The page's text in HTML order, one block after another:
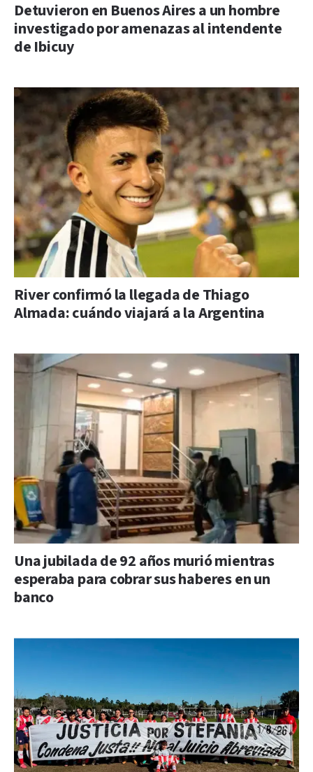
Detuvieron en Buenos Aires a un hombre
investigado por amenazas al intendente
de Ibicuy
River confirmó la llegada de Thiago
Almada: cuándo viajará a la Argentina
Una jubilada de 92 años murió mientras
esperaba para cobrar sus haberes en un
banco